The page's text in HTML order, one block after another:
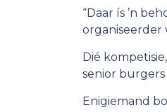
“Daar ís ’n
organiseerder
Dié
senior
Enigiemand